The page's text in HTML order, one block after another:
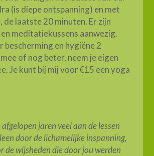
(is diepe ontspanning) en met
laatste 20 minuten. Er zijn
meditatiekussens aanwezig.
bescherming en hygiëne 2
of nog beter, neem je eigen
Je kunt bij mij voor €15 een yoga
afgelopen jaren veel aan de lessen
door de lichamelijke inspanning,
de wijsheden die door jou werden